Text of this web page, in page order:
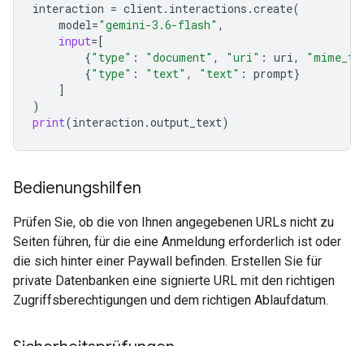
interaction = client. interactions .create(
model="gemini-3.6-flash" ,
input=[
{"type" : "document" , "uri" : uri,
{"type" : "text" , "text" : prompt}
]
)
print(interaction .output_text)
Bedienungshilfen
Prüfen Sie, ob die von Ihnen angegebenen URLs nicht zu
Seiten führen, für die eine Anmeldung erforderlich ist oder
die sich hinter einer Paywall befinden. Erstellen Sie für
private Datenbanken eine signierte URL mit den richtigen
Zugriffsberechtigungen und dem richtigen Ablaufdatum.